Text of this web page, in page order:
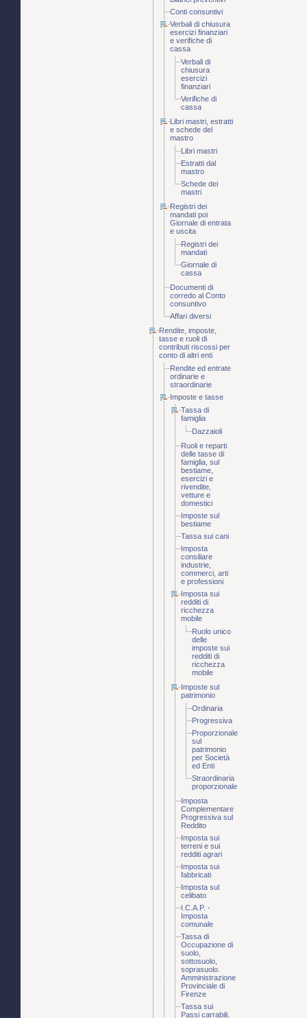
Conti consuntivi
Verbali di chiusura
esercizi finanziari
e verifiche di
cassa
Verbali di
chiusura
esercizi
finanziari
Verifiche di
cassa
Libri mastri, estratti
e schede del
mastro
Libri mastri
Estratti dal
mastro
Schede dei
mastri
Registri dei
mandati poi
Giornale di entrata
e uscita
Registri dei
mandati
Giornale di
cassa
Documenti di
corredo al Conto
consuntivo
Affari diversi
Rendite, imposte,
tasse e ruoli di
contributi riscossi per
conto di altri enti
Rendite ed entrate
ordinarie e
straordinarie
Imposte e tasse
Tassa di
famiglia
Dazzaioli
Ruoli e reparti
delle tasse di
famiglia, sul
bestiame,
esercizi e
rivendite,
vetture e
domestici
Imposte sul
bestiame
Tassa sui cani
Imposta
consiliare
industrie,
commerci, arti
e professioni
Imposta sui
redditi di
ricchezza
mobile
Ruolo unico
delle
imposte sui
redditi di
ricchezza
mobile
Imposte sul
patrimonio
Ordinaria
Progressiva
Proporzionale
sul
patrimonio
per Società
ed Enti
Straordinaria
proporzionale
Imposta
Complementare
Progressiva sul
Reddito
Imposta sui
terreni e sui
redditi agrari
Imposta sui
fabbricati
Imposta sul
celibato
I.C.A.P. -
Imposta
comunale
Tassa di
Occupazione di
suolo,
sottosuolo,
soprasuolo.
Amministrazione
Provinciale di
Firenze
Tassa sui
Passi carrabili.